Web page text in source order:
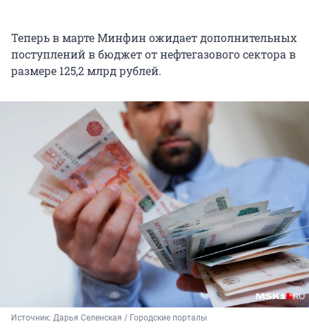
Теперь в марте Минфин ожидает дополнительных
поступлений в бюджет от нефтегазового сектора в
размере 125,2 млрд рублей.
Источник: Дарья Селенская / Городские порталы